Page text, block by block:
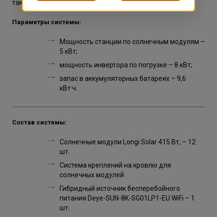
также рассказать все нюансы такой системы.
Параметры системы:
Мощность станции по солнечным модулям –
5 кВт;
мощность инвертора по погрузке – 8 кВт;
запас в аккумуляторных батареях – 9,6
кВт·ч.
Состав системы:
Солнечные модули Longi Solar 415 Вт, – 12
шт.
Система креплений на кровлю для
солнечных модулей
Гибридный источник бесперебойного
питания Deye-SUN-8K-SG01LP1-EU WiFi – 1
шт.